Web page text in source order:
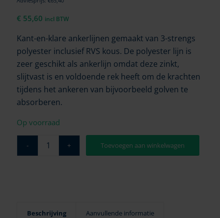
€ 55,60 incl BTW
Kant-en-klare ankerlijnen gemaakt van 3-strengs
polyester inclusief RVS kous. De polyester lijn is
zeer geschikt als ankerlijn omdat deze zinkt,
slijtvast is en voldoende rek heeft om de krachten
tijdens het ankeren van bijvoorbeeld golven te
absorberen.
Op voorraad
Toevoegen aan winkelwagen
Beschrijving Aanvullende informatie